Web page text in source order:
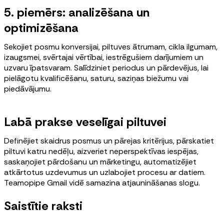
5. piemērs: analizēšana un
optimizēšana
Sekojiet posmu konversijai, piltuves ātrumam, cikla ilgumam,
izaugsmei, svērtajai vērtībai, iestrēgušiem darījumiem un
uzvaru īpatsvaram. Salīdziniet periodus un pārdevējus, lai
pielāgotu kvalificēšanu, saturu, saziņas biežumu vai
piedāvājumu.
Labā prakse veselīgai piltuvei
Definējiet skaidrus posmus un pārejas kritērijus, pārskatiet
piltuvi katru nedēļu, aizveriet neperspektīvas iespējas,
saskaņojiet pārdošanu un mārketingu, automatizējiet
atkārtotus uzdevumus un uzlabojiet procesu ar datiem.
Teamopipe Gmail vidē samazina atjaunināšanas slogu.
Saistītie raksti